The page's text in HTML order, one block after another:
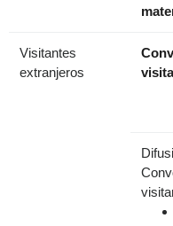
Visitantes
extranjeros